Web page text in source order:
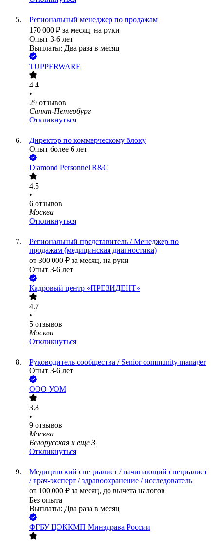
Региональный менеджер по продажам
170 000 ₽ за месяц, на руки
Опыт 3-6 лет
Выплаты: Два раза в месяц
TUPPERWARE
4.4
•
29 отзывов
Санкт-Петербург
Откликнуться
Директор по коммерческому блоку
Опыт более 6 лет
Diamond Personnel R&C
4.5
•
6 отзывов
Москва
Откликнуться
Региональный представитель / Менеджер по
продажам (медицинская диагностика)
от 300 000 ₽ за месяц, на руки
Опыт 3-6 лет
Кадровый центр «ПРЕЗИДЕНТ»
4.7
•
5 отзывов
Москва
Откликнуться
Руководитель сообщества / Senior community manager
Опыт 3-6 лет
ООО УОМ
3.8
•
9 отзывов
Москва
Белорусская и еще 3
Откликнуться
Медицинский специалист / начинающий специалист
/ врач-эксперт / здравоохранение / исследователь
от 100 000 ₽ за месяц, до вычета налогов
Без опыта
Выплаты: Два раза в месяц
ФГБУ ЦЭККМП Минздрава России